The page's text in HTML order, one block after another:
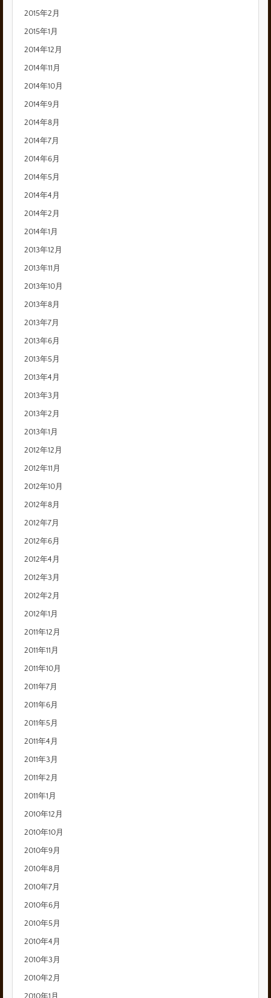
2015年2月
2015年1月
2014年12月
2014年11月
2014年10月
2014年9月
2014年8月
2014年7月
2014年6月
2014年5月
2014年4月
2014年2月
2014年1月
2013年12月
2013年11月
2013年10月
2013年8月
2013年7月
2013年6月
2013年5月
2013年4月
2013年3月
2013年2月
2013年1月
2012年12月
2012年11月
2012年10月
2012年8月
2012年7月
2012年6月
2012年4月
2012年3月
2012年2月
2012年1月
2011年12月
2011年11月
2011年10月
2011年7月
2011年6月
2011年5月
2011年4月
2011年3月
2011年2月
2011年1月
2010年12月
2010年10月
2010年9月
2010年8月
2010年7月
2010年6月
2010年5月
2010年4月
2010年3月
2010年2月
2010年1月